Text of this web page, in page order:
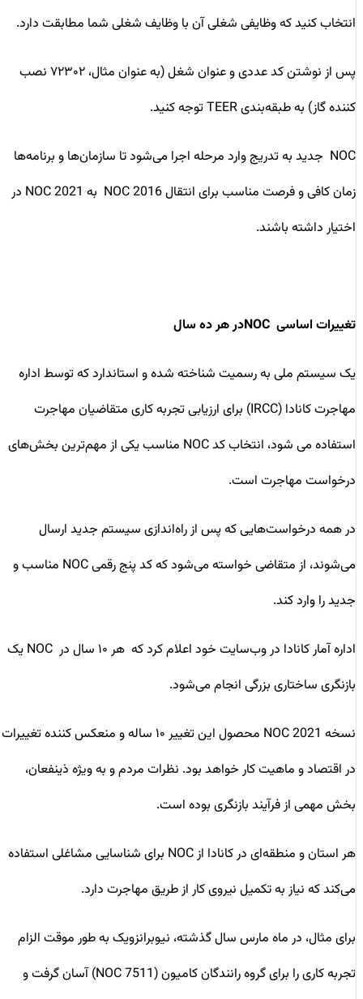
انتخاب کنید که وظایفی شغلی آن با وظایف شغلی شما مطابقت دارد.
پس از نوشتن کد عددی و عنوان شغل (به عنوان مثال، ۷۲۳۰۲ نصب
کننده گاز) به طبقه‌بندی TEER توجه کنید.
NOC جدید به تدریج وارد مرحله اجرا می‌شود تا سازمان‌ها و برنامه‌ها
زمان کافی و فرصت مناسب برای انتقال NOC 2016 به NOC 2021 در
اختیار داشته باشند.
تغییرات اساسی NOCدر هر ده سال
یک سیستم ملی به رسمیت شناخته شده و استاندارد که توسط اداره
مهاجرت کانادا (IRCC) برای ارزیابی تجربه کاری متقاضیان مهاجرت
استفاده می شود، انتخاب کد NOC مناسب یکی از مهم‌ترین بخش‌های
درخواست مهاجرت است.
در همه درخواست‌هایی که پس از راه‌اندازی سیستم جدید ارسال
می‌شوند، از متقاضی خواسته می‌شود که کد پنج رقمی NOC مناسب و
جدید را وارد کند.
اداره آمار کانادا در وب‌سایت خود اعلام کرد که هر ۱۰ سال در NOC یک
بازنگری ساختاری بزرگی انجام می‌شود.
نسخه NOC 2021 محصول این تغییر ۱۰ ساله و منعکس کننده تغییرات
در اقتصاد و ماهیت کار خواهد بود. نظرات مردم و به ویژه ذینفعان،
بخش مهمی از فرآیند بازنگری بوده است.
هر استان و منطقه‌ای در کانادا از NOC برای شناسایی مشاغلی استفاده
می‌کند که نیاز به تکمیل نیروی کار از طریق مهاجرت دارد.
برای مثال، در ماه مارس سال گذشته، نیوبرانزویک به طور موقت الزام
تجربه کاری را برای گروه رانندگان کامیون (NOC 7511) آسان گرفت و